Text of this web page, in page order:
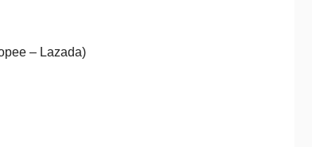
– Lazada)